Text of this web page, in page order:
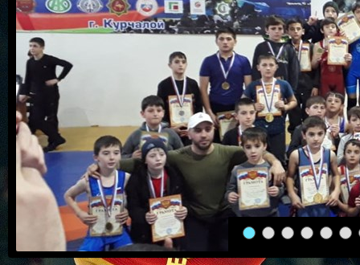
1 2 3 4 5 6